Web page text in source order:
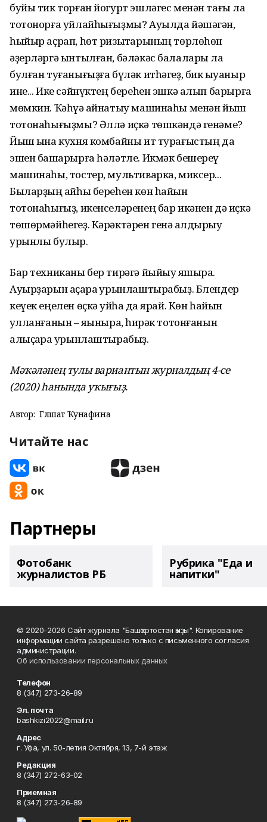
буйы тик торған йогурт эшләгес менән тағы ла
тотонорға уйлайһығыҙмы? Ауылда йәшәгән,
һыйыр аҫрап, һөт ризыҡтарының төрлөһөн
әҙерләргә ынтылған, бәләкәс балалары ла
булған туғанығыҙға бүләк итһәгеҙ, бик ҡыуаныр
ине... Ике сәйнүктең береһен эшкә алып барырға
мөмкин. Ҡәһүә ҡайнатыу машинаһы менән йыш
тотонаһығыҙмы? Әллә иҫкә төшкәндә генәме?
Йыш ҡына кухня комбайны ит турағыстың да
эшен башҡарырға һәләтле. Икмәк бешереү
машинаһы, тостер, мультиварка, миксер...
Быларҙың ҡайһы береһен көн һайын
тотонаһығыҙ, икенселәренең бар икәнен дә иҫкә
төшөрмәйһегеҙ. Кәрәктәрен генә ҡалдырыу
урынлы булыр.
Бар техниканы бер тирәгә йыйыу яҡшыраҡ.
Ауырҙарын аҫҡараҡ урынлаштырабыҙ. Блендер
кеүек еңелен өҫкә ҡуйһаҡ да ярай. Көн һайын
ҡулланғанын – яҡыныраҡ, һирәк тотонғанын
алыҫҡараҡ урынлаштырабыҙ.
Мәҡәләнең тулы вариантын журналдың 4-се
(2020) һанында уҡығыҙ.
Автор: Гөлшат Ҡунафина
Читайте нас
Партнеры
Фотобанк
журналистов РБ
Рубрика "Еда и
напитки"
© 2020-2026 Сайт журнала "Башҡортостан ҡыҙы". Копирование
информации сайта разрешено только с письменного согласия
администрации.
Об использовании персональных данных
Телефон
8 (347) 273-26-89
Эл. почта
bashkizi2022@mail.ru
Адрес
г. Уфа, ул. 50-летия Октября, 13, 7-й этаж
Редакция
8 (347) 272-63-02
Приемная
8 (347) 273-26-89